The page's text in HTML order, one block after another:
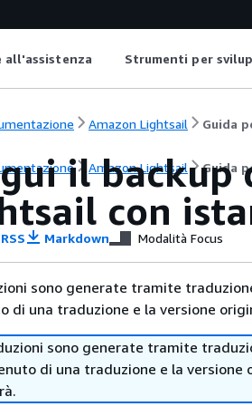
all'assistenza Strumenti per
Amazon Lightsail Guida
Amazon Lightsail Guida
il
con
RSS Markdown Modalità Focus
sono generate tramite
di una traduzione e la versione
sono generate tramite
di una traduzione e la